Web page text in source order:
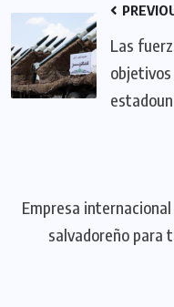
Las
Empresa
salvadoreño para